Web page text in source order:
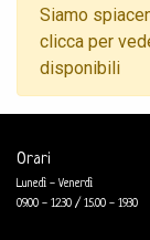
Siamo
clicca per
disponibili
Orari
Lunedì - Venerdì
09.00 - 12.30 / 15.00 - 19.30